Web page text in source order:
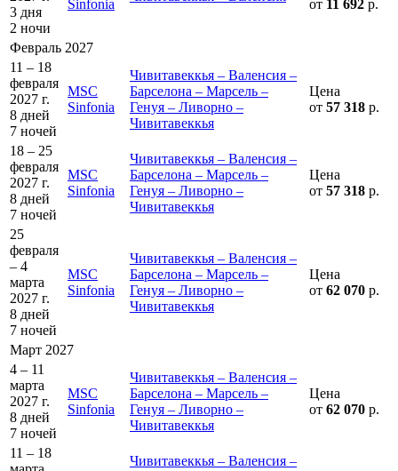
3 дня
2 ночи
Sinfonia от 11 692 р.
Февраль 2027
11 – 18
февраля
2027 г.
8 дней
7 ночей
MSC
Sinfonia
Чивитавеккья – Валенсия –
Барселона – Марсель –
Генуя – Ливорно –
Чивитавеккья
Цена
от 57 318 р.
18 – 25
февраля
2027 г.
8 дней
7 ночей
MSC
Sinfonia
Чивитавеккья – Валенсия –
Барселона – Марсель –
Генуя – Ливорно –
Чивитавеккья
Цена
от 57 318 р.
25
февраля
– 4
марта
2027 г.
8 дней
7 ночей
MSC
Sinfonia
Чивитавеккья – Валенсия –
Барселона – Марсель –
Генуя – Ливорно –
Чивитавеккья
Цена
от 62 070 р.
Март 2027
4 – 11
марта
2027 г.
8 дней
7 ночей
MSC
Sinfonia
Чивитавеккья – Валенсия –
Барселона – Марсель –
Генуя – Ливорно –
Чивитавеккья
Цена
от 62 070 р.
11 – 18
Чивитавеккья – Валенсия –